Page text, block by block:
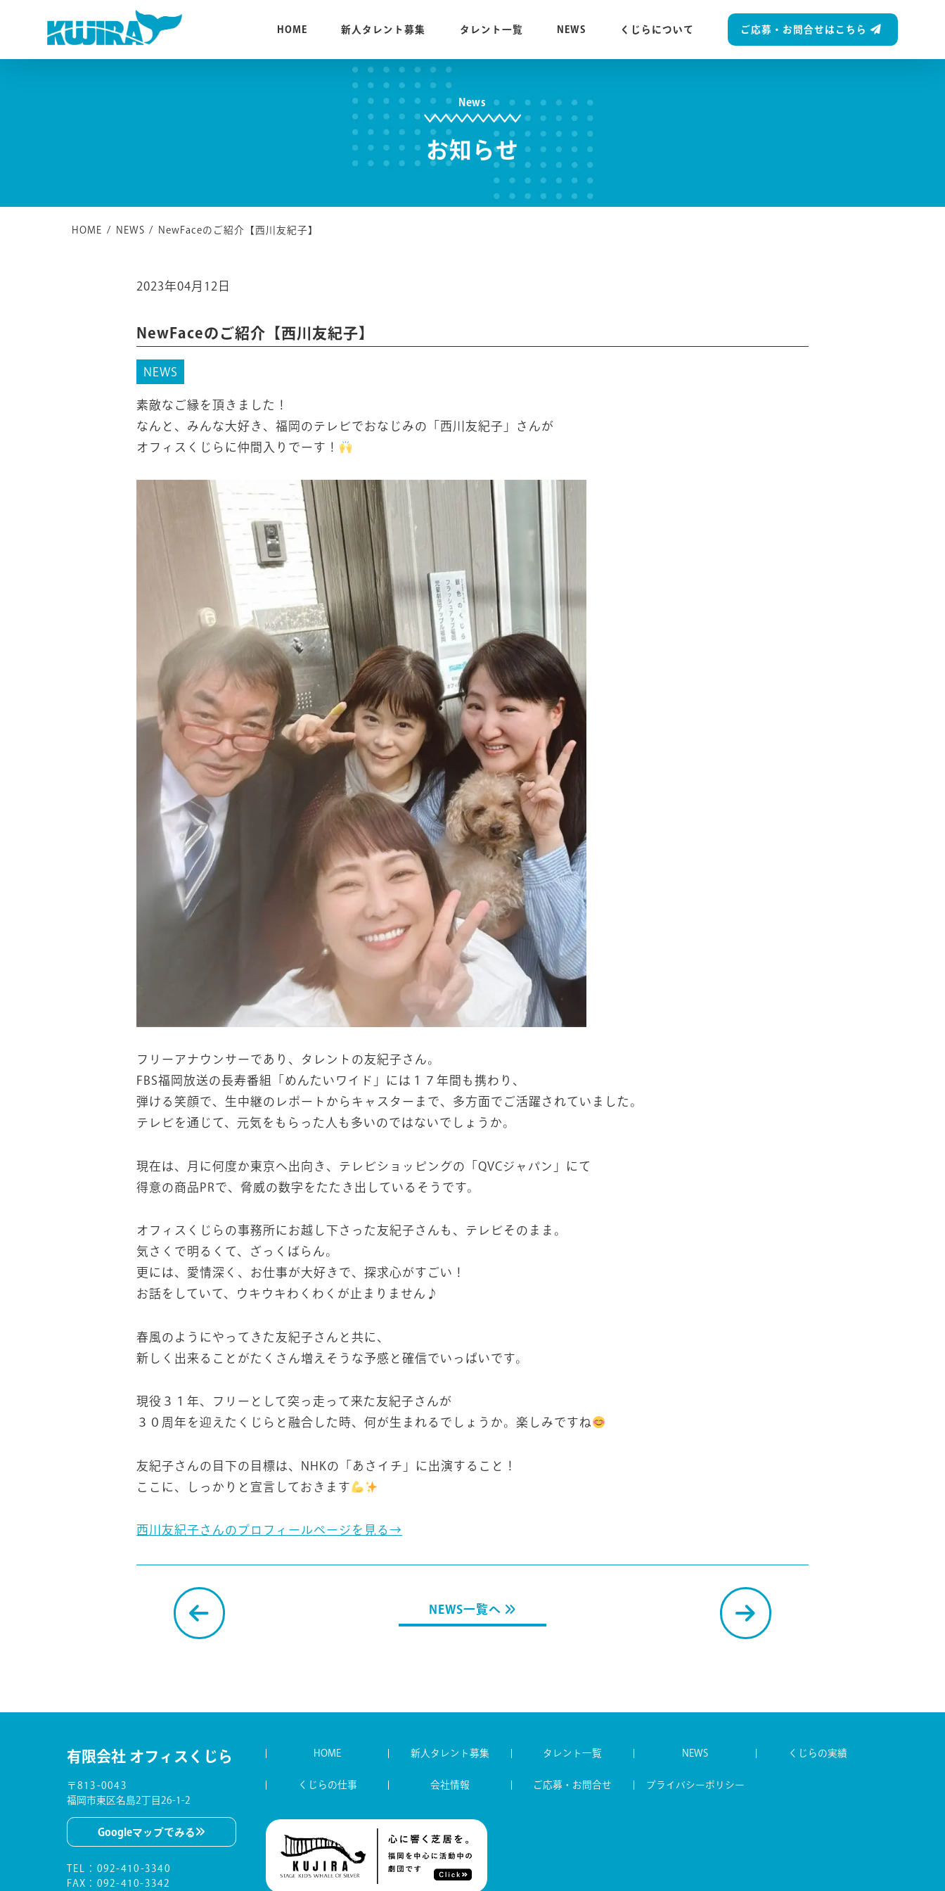
HOME 新人タレント募集 タレント一覧 NEWS くじらについて ご応募・お問合せはこちら
News
お知らせ
HOME / NEWS / NewFaceのご紹介【西川友紀子】
2023年04月12日
NewFaceのご紹介【西川友紀子】
NEWS
素敵なご縁を頂きました！
なんと、みんな大好き、福岡のテレビでおなじみの「西川友紀子」さんが
オフィスくじらに仲間入りでーす！
フリーアナウンサーであり、タレントの友紀子さん。
FBS福岡放送の長寿番組「めんたいワイド」には１７年間も携わり、
弾ける笑顔で、生中継のレポートからキャスターまで、多方面でご活躍されていました。
テレビを通じて、元気をもらった人も多いのではないでしょうか。
現在は、月に何度か東京へ出向き、テレビショッピングの「QVCジャパン」にて
得意の商品PRで、脅威の数字をたたき出しているそうです。
オフィスくじらの事務所にお越し下さった友紀子さんも、テレビそのまま。
気さくで明るくて、ざっくばらん。
更には、愛情深く、お仕事が大好きで、探求心がすごい！
お話をしていて、ウキウキわくわくが止まりません♪
春風のようにやってきた友紀子さんと共に、
新しく出来ることがたくさん増えそうな予感と確信でいっぱいです。
現役３１年、フリーとして突っ走って来た友紀子さんが
３０周年を迎えたくじらと融合した時、何が生まれるでしょうか。楽しみですね
友紀子さんの目下の目標は、NHKの「あさイチ」に出演すること！
ここに、しっかりと宣言しておきます
西川友紀子さんのプロフィールページを見る→
NEWS一覧へ
有限会社 オフィスくじら
〒813-0043
福岡市東区名島2丁目26-1-2
Googleマップでみる
TEL ： 092-410-3340
FAX：092-410-3342
HOME 新人タレント募集 タレント一覧 NEWS くじらの実績
くじらの仕事 会社情報 ご応募・お問合せ プライバシーポリシー